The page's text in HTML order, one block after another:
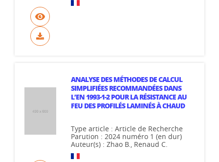
ANALYSE DES MÉTHODES DE CALCUL
SIMPLIFIÉES RECOMMANDÉES DANS
L’EN 1993-1-2 POUR LA RÉSISTANCE AU
FEU DES PROFILÉS LAMINÉS À CHAUD
Type article : Article de Recherche
Parution : 2024 numéro 1 (en dur)
Auteur(s) : Zhao B., Renaud C.